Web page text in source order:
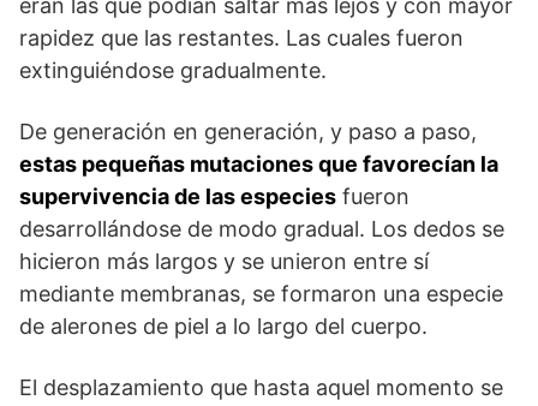
eran las que podían saltar más lejos y con mayor
rapidez que las restantes. Las cuales fueron
extinguiéndose gradualmente.
De generación en generación, y paso a paso,
estas pequeñas mutaciones que favorecían la
supervivencia de las especies fueron
desarrollándose de modo gradual. Los dedos se
hicieron más largos y se unieron entre sí
mediante membranas, se formaron una especie
de alerones de piel a lo largo del cuerpo.
El desplazamiento que hasta aquel momento se